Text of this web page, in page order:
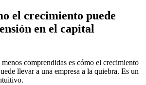
el crecimiento puede
en el capital
comprendidas es cómo el crecimiento
llevar a una empresa a la quiebra. Es un